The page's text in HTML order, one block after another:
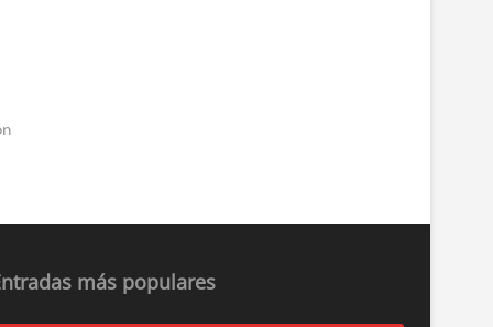
más populares